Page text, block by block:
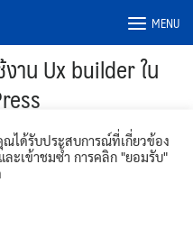
MENU
งาน Ux builder ใน
คู่มือการใช้งาน,บทความ
ดหน้าใน WordPress
ณได้รับประสบการณ์ที่เกี่ยวข้อง
ะเข้าชมซ้ำ การคลิก "ยอมรับ"